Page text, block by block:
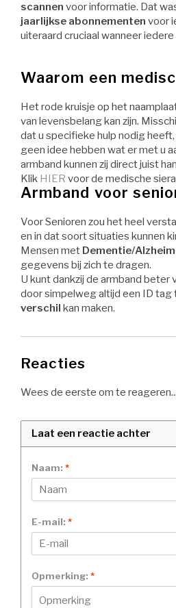
scannen voor informatie. Dat
jaarlijkse abonnementen voor
uiteraard cruciaal wanneer
Waarom een
Het rode kruisje op het
van levensbelang kan zijn.
dat u specifieke hulp nodig
geen idee hebben wat er met u
armband kunnen zij direct juist
Klik HIER voor de medische
Armband voor
Voor Senioren zou het heel
en in dat soort situaties kunnen
Mensen met Dementie/
gegevens bij zich te dragen.
U kunt dankzij de armband
door simpelweg altijd een ID tag
verschil kan maken.
Reacties
Wees de eerste om te reageren...
Laat een reactie achter
Naam: *
E-mail: *
Opmerking: *